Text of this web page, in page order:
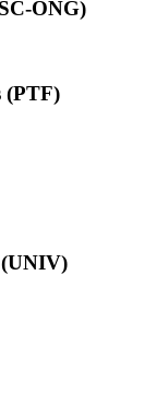
ONG)
(PTF)
(UNIV)